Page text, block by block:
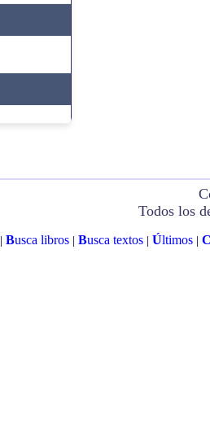
Todos los
Busca libros| Busca textos| Últimos|